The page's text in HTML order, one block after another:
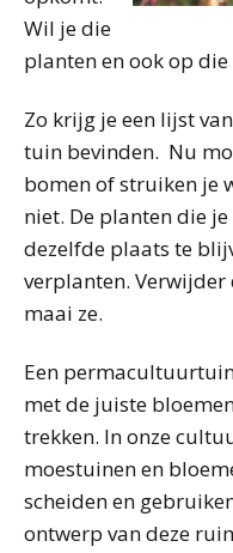
Wil je die
planten en ook op die
Zo krijg je een lijst
tuin bevinden. Nu
bomen of struiken je
niet. De planten die
dezelfde plaats te
verplanten. Verwijder
maai ze.
Een
met de juiste
trekken. In onze
moestuinen en
scheiden en
ontwerp van deze